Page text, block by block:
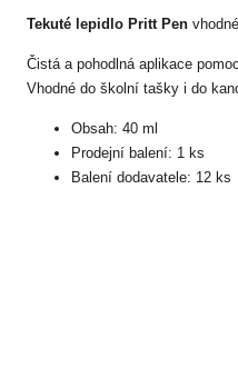
Tekuté lepidlo Pritt Pen
Čistá a pohodlná aplikace
Vhodné do školní tašky i do
Obsah: 40 ml
Prodejní balení: 1 ks
Balení dodavatele: 12 ks